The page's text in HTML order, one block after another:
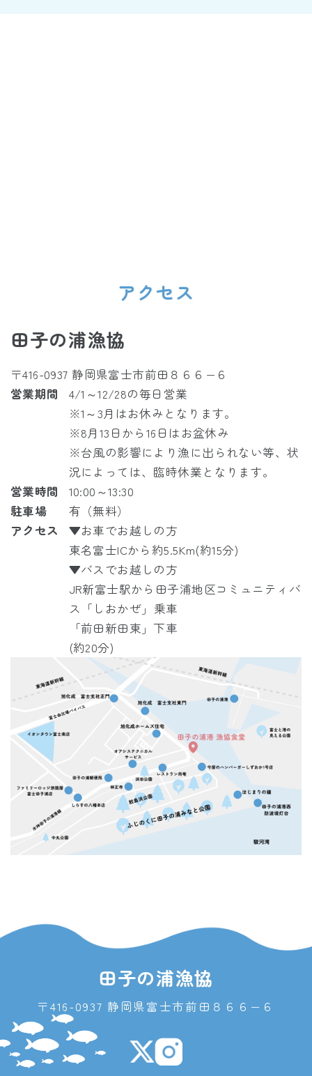
アクセス
田子の浦漁協
〒416-0937 静岡県富士市前田８６６−６
営業期間
4/1～12/28の毎日営業
※1～3月はお休みとなります。
※8月13日から16日はお盆休み
※台風の影響により漁に出られない等、状
況によっては、臨時休業となります。
営業時間
10:00～13:30
駐車場
有（無料）
アクセス
▼お車でお越しの方
東名富士ICから約5.5Km(約15分)
▼バスでお越しの方
JR新富士駅から 田子浦地区コミュニティバ
ス「しおかぜ」 乗車
「前田新田東」下車
(約20分)
田子の浦漁協
〒416-0937 静岡県富士市前田８６６−６